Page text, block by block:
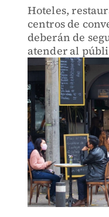
Hoteles,
centros de
deberán de
atender al
vacaciones de